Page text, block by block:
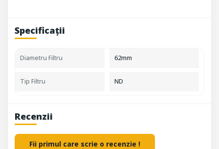
Specificații
Diametru Filtru 62mm
Tip Filtru ND
Recenzii
Fii primul care scrie o recenzie !